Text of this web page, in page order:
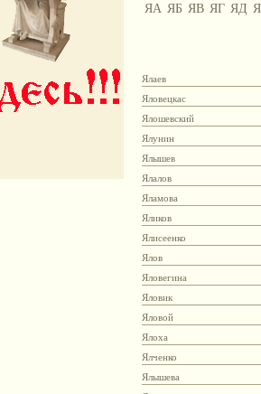
ЯА ЯБ ЯВ ЯГ ЯД
Ялаев
Яловецкас
Ялошевский
Ялунин
Ялышев
Ялалов
Яламова
Яликов
Ялисеенко
Ялов
Яловегина
Яловик
Яловой
Ялоха
Ялченко
Ялышева